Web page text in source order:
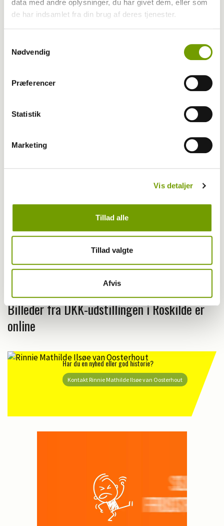
data med andre oplysninger, du har givet dem, eller som
de har indsamlet fra din brug af deres tjenester.
Nødvendig
Præferencer
Statistik
Marketing
Vis detaljer
Tillad alle
Tillad valgte
Afvis
Billeder fra Roskilde online
Billeder fra DKK-udstillingen i Roskilde er
online
Har du en nyhed eller god historie?
Kontakt Rinnie Mathilde Ilsøe van Oosterhout